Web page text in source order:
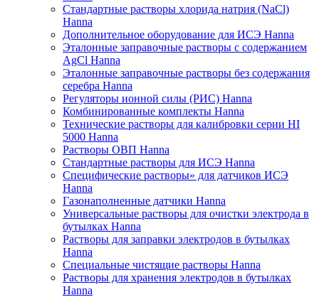
Стандартные растворы хлорида натрия (NaCl)
Hanna
Дополнительное оборудование для ИСЭ Hanna
Эталонные заправочные растворы с содержанием
AgCl Hanna
Эталонные заправочные растворы без содержания
серебра Hanna
Регуляторы ионной силы (РИС) Hanna
Комбинированные комплекты Hanna
Технические растворы для калибровки серии HI
5000 Hanna
Растворы ОВП Hanna
Стандартные растворы для ИСЭ Hanna
Специфические растворы» для датчиков ИСЭ
Hanna
Газонаполненные датчики Hanna
Универсальные растворы для очистки электрода в
бутылках Hanna
Растворы для заправки электродов в бутылках
Hanna
Специальные чистящие растворы Hanna
Растворы для хранения электродов в бутылках
Hanna